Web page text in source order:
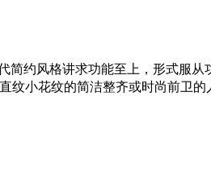
简约风格讲求功能至上，形式服
小花纹的简洁整齐或时尚前卫的